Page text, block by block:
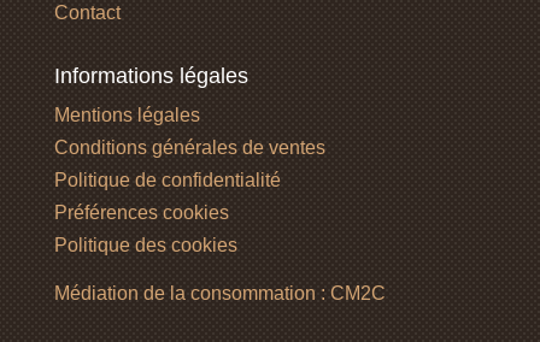
Contact
Informations légales
Mentions légales
Conditions générales de ventes
Politique de confidentialité
Préférences cookies
Politique des cookies
Médiation de la consommation : CM2C